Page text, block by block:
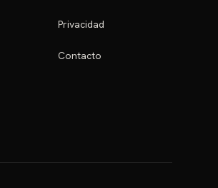
Privacidad
Contacto